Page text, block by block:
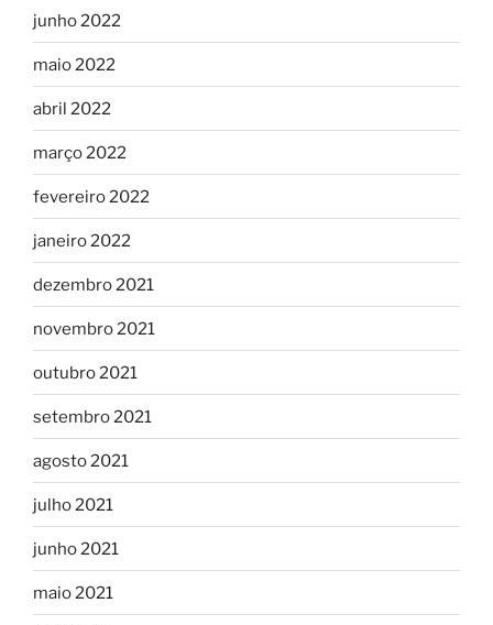
junho 2022
maio 2022
abril 2022
março 2022
fevereiro 2022
janeiro 2022
dezembro 2021
novembro 2021
outubro 2021
setembro 2021
agosto 2021
julho 2021
junho 2021
maio 2021